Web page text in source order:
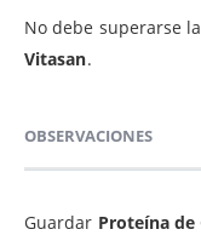
No debe superarse
Vitasan.
OBSERVACIONES
Guardar Proteína de